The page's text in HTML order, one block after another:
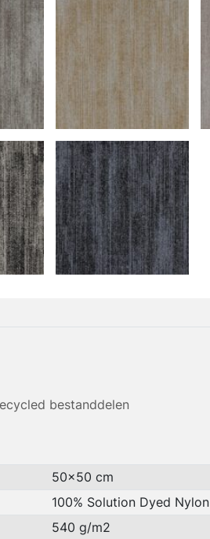
bestanddelen
50x50 cm
100% Solution Dyed Nylon
540 g/m2